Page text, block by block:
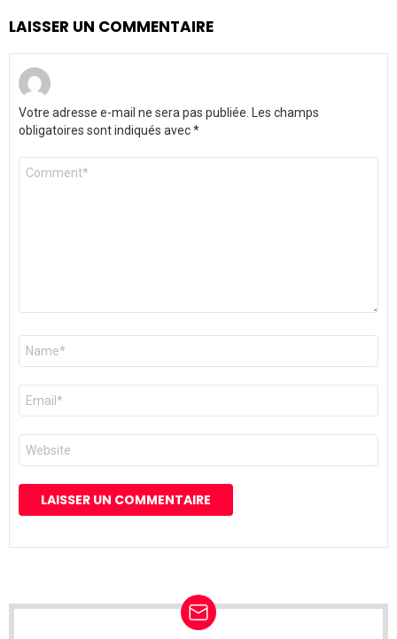
LAISSER UN COMMENTAIRE
Votre adresse e-mail ne sera pas publiée.
Les champs
obligatoires sont indiqués avec*
Commentaire
Nom
E-
mail
*
Site
web